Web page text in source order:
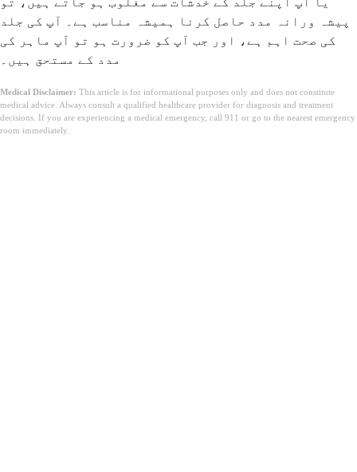
پیشہ ورانہ مدد حاصل کرنا ہمیشہ مناسب ہے۔ آپ کی جلد
کی صحت اہم ہے، اور جب آپ کو ضرورت ہو تو آپ ماہر کی
مدد کے مستحق ہیں۔
Medical Disclaimer: This article is for informational purposes only and does not constitute
medical advice. Always consult a qualified healthcare provider for diagnosis and treatment
decisions. If you are experiencing a medical emergency, call 911 or go to the nearest emergency
room immediately.